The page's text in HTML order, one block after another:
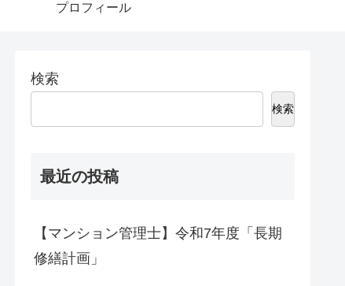
プロフィール
検索
検索
最近の投稿
【マンション管理士】令和7年度「長期
修繕計画」